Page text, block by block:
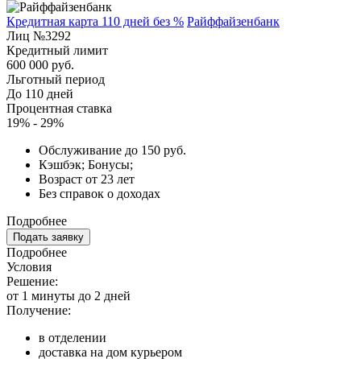
Кредитная карта 110 дней без % Райффайзенбанк
Лиц №3292
Кредитный лимит
600 000 руб.
Льготный период
До 110 дней
Процентная ставка
19% - 29%
Обслуживание до 150 руб.
Кэшбэк; Бонусы;
Возраст от 23 лет
Без справок о доходах
Подробнее
Подать заявку
Подробнее
Условия
Решение:
от 1 минуты до 2 дней
Получение:
в отделении
доставка на дом курьером